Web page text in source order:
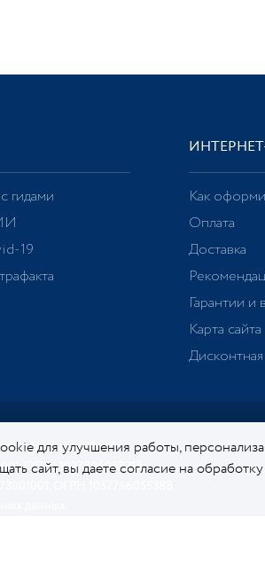
гидами
19
Как
Оплата
Доставка
Гарантии и
Карта сайта
Официальный сайт.
ОГРН 1027806058213
ОГРН 1057746055388
для улучшения работы,
сайт, вы даете согласие на